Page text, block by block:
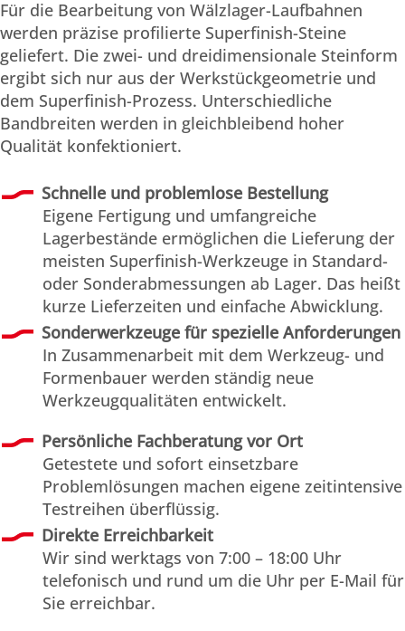
Für die Bearbeitung von Wälzlager-Laufbahnen
werden präzise profilierte Superfinish-Steine
geliefert. Die zwei- und dreidimensionale Steinform
ergibt sich nur aus der Werkstückgeometrie und
dem Superfinish-Prozess. Unterschiedliche
Bandbreiten werden in gleichbleibend hoher
Qualität konfektioniert.
Schnelle und problemlose Bestellung
Eigene Fertigung und umfangreiche
Lagerbestände ermöglichen die Lieferung der
meisten Superfinish-Werkzeuge in Standard-
oder Sonderabmessungen ab Lager. Das heißt
kurze Lieferzeiten und einfache Abwicklung.
Sonderwerkzeuge für spezielle Anforderungen
In Zusammenarbeit mit dem Werkzeug- und
Formenbauer werden ständig neue
Werkzeugqualitäten entwickelt.
Persönliche Fachberatung vor Ort
Getestete und sofort einsetzbare
Problemlösungen machen eigene zeitintensive
Testreihen überflüssig.
Direkte Erreichbarkeit
Wir sind werktags von 7:00 – 18:00 Uhr
telefonisch und rund um die Uhr per E-Mail für
Sie erreichbar.